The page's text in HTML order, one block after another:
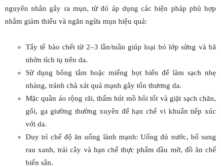
nguyên nhân gây ra mụn, từ đó áp dụng các biện pháp phù hợp
nhằm giảm thiểu và ngăn ngừa mụn hiệu quả:
Tẩy tế bào chết từ 2–3 lần/tuần giúp loại bỏ lớp sừng và bã
nhờn tích tụ trên da.
Sử dụng bông tắm hoặc miếng bọt biển để làm sạch nhẹ
nhàng, tránh chà xát quá mạnh gây tổn thương da.
Mặc quần áo rộng rãi, thấm hút mồ hôi tốt và giặt sạch chăn,
gối, ga giường thường xuyên để hạn chế vi khuẩn tiếp xúc
với da.
Duy trì chế độ ăn uống lành mạnh: Uống đủ nước, bổ sung
rau xanh, trái cây và hạn chế thực phẩm dầu mỡ, đồ ăn chế
biến sẵn.